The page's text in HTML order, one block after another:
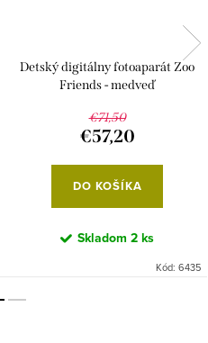
Detský digitálny fotoaparát Zoo
Friends - medveď
€71,50
€57,20
DO KOŠÍKA
Skladom 2 ks
Kód: 6435